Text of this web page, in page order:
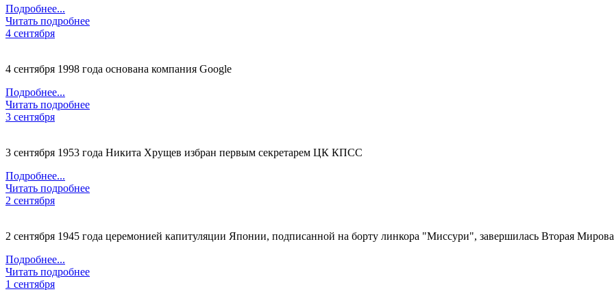
Подробнее...
Читать подробнее
4 сентября
4 сентября 1998 года основана компания Google
Подробнее...
Читать подробнее
3 сентября
3 сентября 1953 года Никита Хрущев избран первым секретарем ЦК КПСС
Подробнее...
Читать подробнее
2 сентября
2 сентября 1945 года церемонией капитуляции Японии, подписанной на борту линкора "Миссури", завершилась Вторая
Подробнее...
Читать подробнее
1 сентября